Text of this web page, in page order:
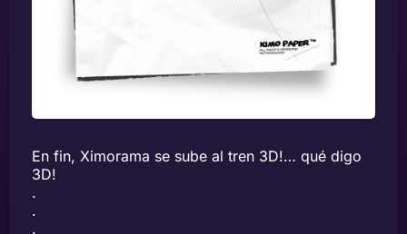
En fin, Ximorama se sube al tren 3D!… qué digo
3D!
.
.
.